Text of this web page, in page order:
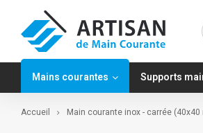
Mains courantes Supports
Accueil Main courante inox - carrée